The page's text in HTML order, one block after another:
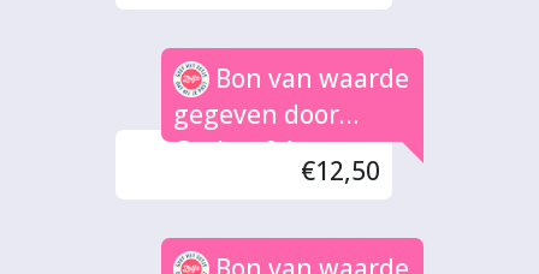
Bon van waarde
gegeven door
Gerben&Anne
€12,50